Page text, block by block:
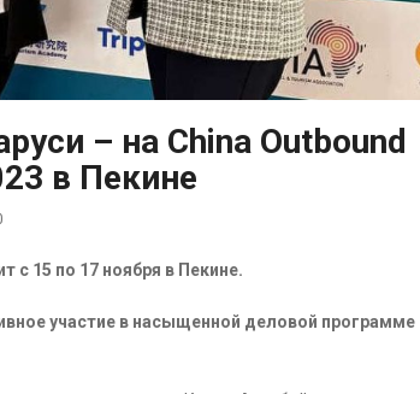
– на China Outbound
в Пекине
с 15 по 17 ноября в Пекине.
участие в насыщенной деловой программе